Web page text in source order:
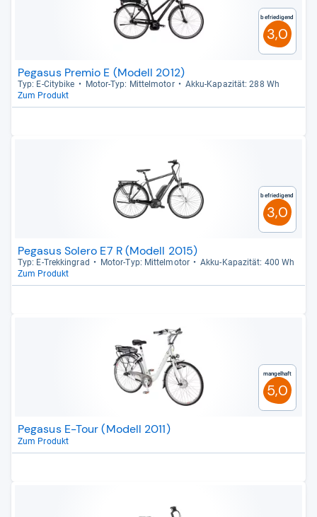
Befriedigend
3,0
Pegasus Premio E (Modell 2012)
Typ: E-​City­bike Motor-​Typ: Mit­tel­mo­tor
Akku-​Kapa­zi­tät: 288 Wh
Zum Produkt
Befriedigend
3,0
Pegasus Solero E7 R (Modell 2015)
Typ: E-​Trek­kin­grad Motor-​Typ: Mit­tel­mo­tor
Akku-​Kapa­zi­tät: 400 Wh
Zum Produkt
Mangelhaft
5,0
Pegasus E-Tour (Modell 2011)
Zum Produkt